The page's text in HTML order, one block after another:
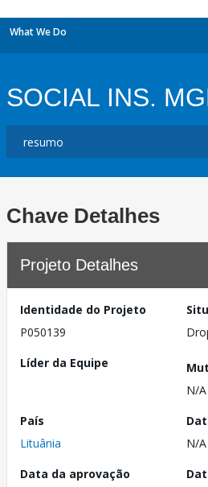
What We Do
SOCIAL INS.
Chave Detalhes
Projeto Detalhes
Identidade do Projeto
P050139
Líder da Equipe
N/A
País
Lituânia
N/A
Data da aprovação